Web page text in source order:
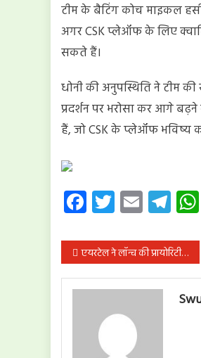
टीम के बैटिंग कोच माइकल हसी
अगर CSK प्लेऑफ के लिए
सकते हैं।
धोनी की अनुपस्थिति ने टीम
प्रदर्शन पर भरोसा कर आगे
हैं, जो CSK के प्लेऑफ भविष्य
Facebook
Twitter
Email
पोस्ट
नेविगेशन
एयरटेल ने लॉन्च की प्रायोरिटी पोस्टपेड सेवा, ग्राहकों को मिलेगा बेहतर नेटवर्क अनुभव